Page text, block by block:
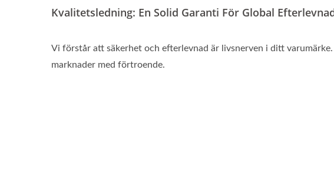
Kvalitetsledning: En Solid Garanti För Global
Vi förstår att säkerhet och efterlevnad är livsnerven i ditt
marknader med förtroende.